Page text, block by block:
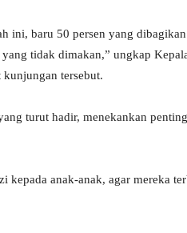
ini, baru 50 persen yang
tidak dimakan,” ungkap
tersebut.
turut hadir, menekankan
anak-anak, agar mereka